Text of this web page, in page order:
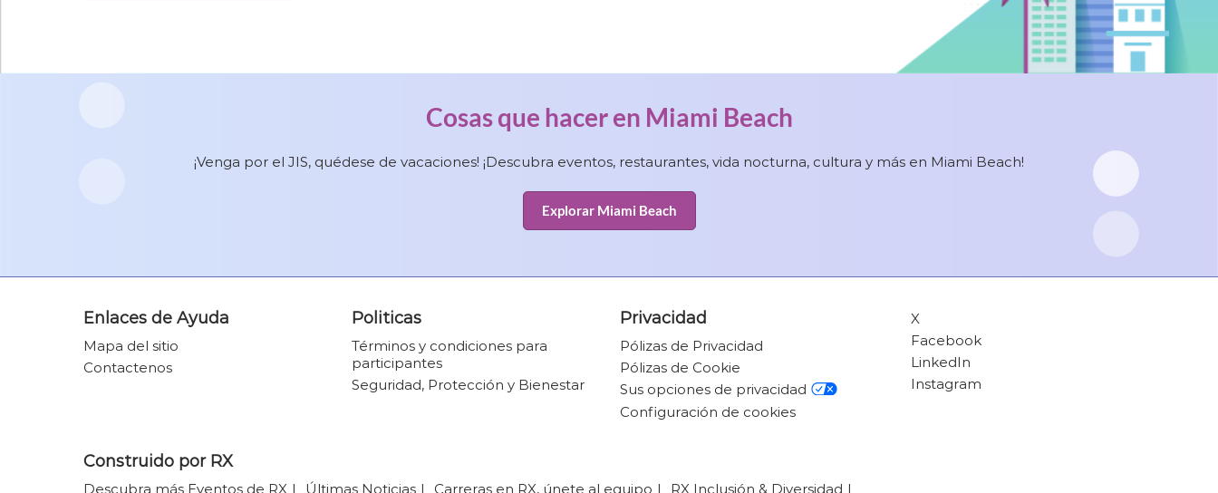
Cosas que hacer en Miami Beach
¡Venga por el JIS, quédese de vacaciones! ¡Descubra eventos, restaurantes, vida nocturna, cultura y más en Miami Beach!
Explorar Miami Beach
Enlaces de Ayuda
Mapa del sitio
Contactenos
Politicas
Términos y condiciones para
participantes
Seguridad, Protección y Bienestar
Privacidad
Pólizas de Privacidad
Pólizas de Cookie
Sus opciones de privacidad
Configuración de cookies
X
Facebook
LinkedIn
Instagram
Construido por RX
Descubra más Eventos de RX Últimas Noticias Carreras en RX, únete al equipo RX Inclusión & Diversidad